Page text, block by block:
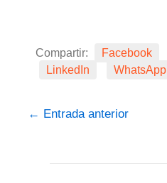
Compartir: Facebook
LinkedIn
WhatsApp
← Entrada anterior